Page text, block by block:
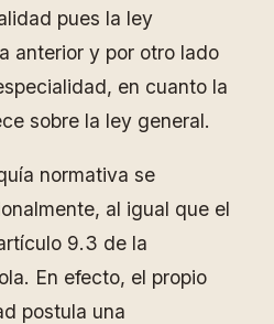
pues la ley
anterior y por otro lado
en cuanto la
sobre la ley general.
normativa se
al igual que el
9.3 de la
En efecto, el propio
postula una